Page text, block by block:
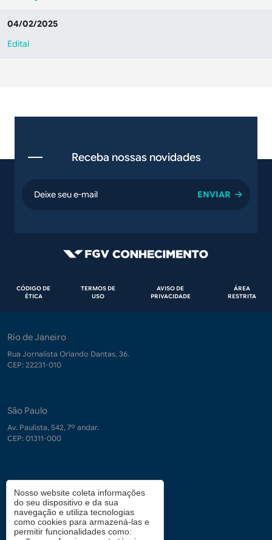
04/02/2025
Edital
Receba nossas novidades
email
Rodapé
CÓDIGO DE
ÉTICA
TERMOS DE
USO
AVISO DE
PRIVACIDADE
ÁREA
RESTRITA
Rio de Janeiro
Rua Jornalista Orlando Dantas, 36.
CEP: 22231-010
São Paulo
Av. Paulista, 542, 7º andar.
CEP: 01311-000
Contrate-nos
demanda.conhecimento@fgv.br
+ 55 (21) 3799-6066
Nosso website coleta informações
do seu dispositivo e da sua
navegação e utiliza tecnologias
como cookies para armazená-las e
permitir funcionalidades como: